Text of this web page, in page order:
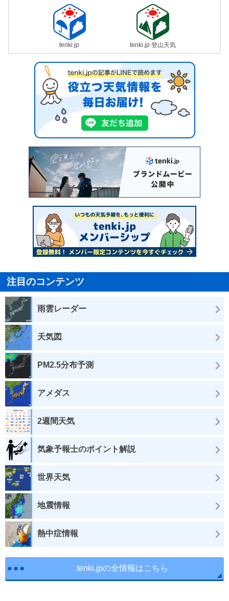
tenki.jp tenki.jp 登山天気
注目のコンテンツ
雨雲レーダー
天気図
PM2.5分布予測
アメダス
2週間天気
気象予報士のポイント解説
世界天気
地震情報
熱中症情報
tenki.jpの全情報はこちら